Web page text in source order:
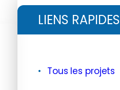
LIENS RAPIDES
Tous les projets